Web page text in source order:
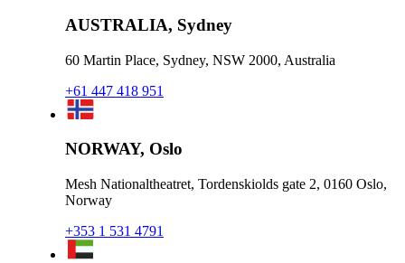
AUSTRALIA, Sydney
60 Martin Place, Sydney, NSW 2000, Australia
+61 447 418 951
NORWAY, Oslo
Mesh Nationaltheatret, Tordenskiolds gate 2, 0160 Oslo,
Norway
+353 1 531 4791